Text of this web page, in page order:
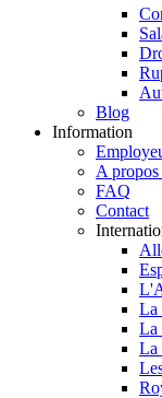
Blog
Information
A propos
FAQ
Contact
La
La
La